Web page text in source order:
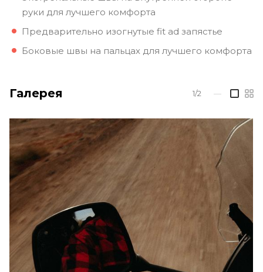
руки для лучшего комфорта
Предварительно изогнутые fit ad запястье
Боковые швы на пальцах для лучшего комфорта
Галерея 1/2 —